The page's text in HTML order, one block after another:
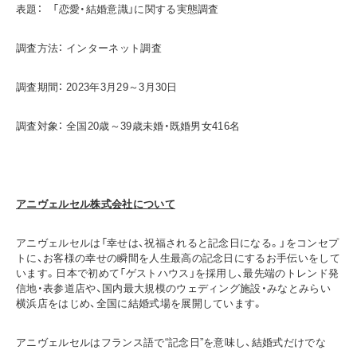
表題： 「恋愛・結婚意識」に関する実態調査
調査方法： インターネット調査
調査期間： 2023年3月29～3月30日
調査対象： 全国20歳～39歳未婚・既婚男女416名
アニヴェルセル株式会社について
アニヴェルセルは「幸せは、祝福されると記念日になる。」をコンセプ
トに、お客様の幸せの瞬間を人生最高の記念日にするお手伝いをして
います。日本で初めて「ゲストハウス」を採用し、最先端のトレンド発
信地・表参道店や、国内最大規模のウェディング施設・みなとみらい
横浜店をはじめ、全国に結婚式場を展開しています。
アニヴェルセルはフランス語で“記念日”を意味し、結婚式だけでな